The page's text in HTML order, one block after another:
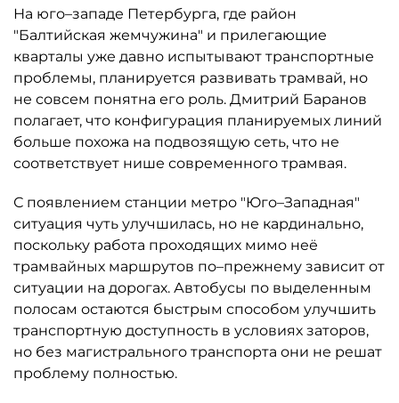
На юго–западе Петербурга, где район
"Балтийская жемчужина" и прилегающие
кварталы уже давно испытывают транспортные
проблемы, планируется развивать трамвай, но
не совсем понятна его роль. Дмитрий Баранов
полагает, что конфигурация планируемых линий
больше похожа на подвозящую сеть, что не
соответствует нише современного трамвая.
С появлением станции метро "Юго–Западная"
ситуация чуть улучшилась, но не кардинально,
поскольку работа проходящих мимо неё
трамвайных маршрутов по–прежнему зависит от
ситуации на дорогах. Автобусы по выделенным
полосам остаются быстрым способом улучшить
транспортную доступность в условиях заторов,
но без магистрального транспорта они не решат
проблему полностью.